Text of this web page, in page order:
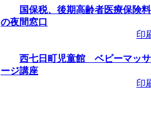
国保税、後期高齢者医療保険料
の夜間窓口
印
西七日町児童館 ベビーマッサ
ージ講座
印